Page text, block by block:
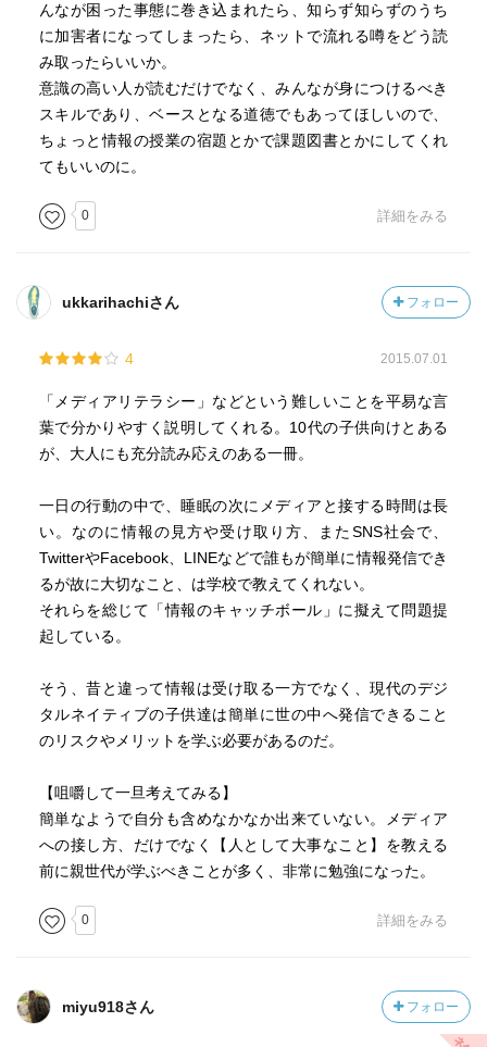
んなが困った事態に巻き込まれたら、知らず知らずのうち
に加害者になってしまったら、ネットで流れる噂をどう読
み取ったらいいか。
意識の高い人が読むだけでなく、みんなが身につけるべき
スキルであり、ベースとなる道徳でもあってほしいので、
ちょっと情報の授業の宿題とかで課題図書とかにしてくれ
てもいいのに。
0 詳細をみる
ukkarihachiさん フォロー
4 2015.07.01
「メディアリテラシー」などという難しいことを平易な言
葉で分かりやすく説明してくれる。10代の子供向けとある
が、大人にも充分読み応えのある一冊。
一日の行動の中で、睡眠の次にメディアと接する時間は長
い。なのに情報の見方や受け取り方、またSNS社会で、
TwitterやFacebook、LINEなどで誰もが簡単に情報発信でき
るが故に大切なこと、は学校で教えてくれない。
それらを総じて「情報のキャッチボール」に擬えて問題提
起している。
そう、昔と違って情報は受け取る一方でなく、現代のデジ
タルネイティブの子供達は簡単に世の中へ発信できること
のリスクやメリットを学ぶ必要があるのだ。
【咀嚼して一旦考えてみる】
簡単なようで自分も含めなかなか出来ていない。メディア
への接し方、だけでなく【人として大事なこと】を教える
前に親世代が学ぶべきことが多く、非常に勉強になった。
0 詳細をみる
miyu918さん フォロー